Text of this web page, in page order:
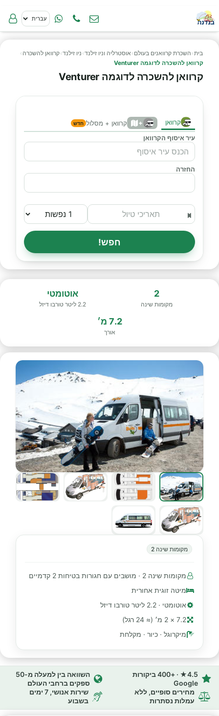
בית› השכרת קרוואנים בעולם › אוסטרליה וניו זילנד› ניו זילנד›קרוואן להשכרה ›
קרוואן להשכרה לדוגמה Venturer
קרוואן להשכרה לדוגמה Venturer
קרוואן + קרוואן + מסלול חדש
עיר איסוף הקרוואן
החזרה
חפש!
2
מקומות שינה
אוטומטי
2.2 ליטר טורבו דיזל
7.2 מ׳
אורך
מקומות שינה 2
מקומות שינה 2 · מושבים עם חגורות בטיחות 2 קדמיים
מיטה זוגית אחורית
אוטומטי · 2.2 ליטר טורבו דיזל
7.2 × 2 מ׳ (≈ 24 רגל)
מיקרוגל · כיור · מקלחת
4.5★ · +400 ביקורות
Google
השוואה בין למעלה מ-50
ספקים ברחבי העולם
מחירים סופיים, ללא
עמלות נסתרות
שירות אנושי, 7 ימים
בשבוע